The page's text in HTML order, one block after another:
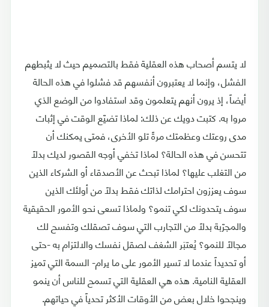
لا يتسم أصحاب هذه العقلية فقط بالتصميم حيث لا يثبطهم
الفشل، وإنما لا يعتبرون أنفسهم قد فشلوا في هذه الحالة
أيضاً، إذ يرون أنهم يتعلمون وقد استفادوا من الوضع الذي
مروا به. كتبت دويك عن ذلك: لماذا تضيّع الوقت في إثبات
مدى روعتك وعظمتك مرةً تلو الأخرى، فمتى يمكنك أن
تتحسن في هذه الحالة؟ لماذا تخفي أوجه القصور لديك بدلاً
من التغلب عليها؟ لماذا تبحث عن الأصدقاء أو الشركاء الذين
سوف يعززون احترامك لذاتك فقط بدلاً من أولئك الذين
سوف يتحدونك لكي تنمو؟ ولماذا تسعى نحو الأمور الحقيقية
والمجرّبة بدلاً من التجارب التي سوف تصقلك وتفسح لك
مجالاً للنمو؟ يُعتبَر الشغف لصقل نفسك والالتزام به -حتى
أو تحديداً عندما لا تسير الأمور على ما يرام- السمة التي تميز
العقلية النامية. هذه هي العقلية التي تسمح للناس أن ينمو
وينجحوا خلال بعض من الأوقات الأكثر تحدياً في حياتهم.